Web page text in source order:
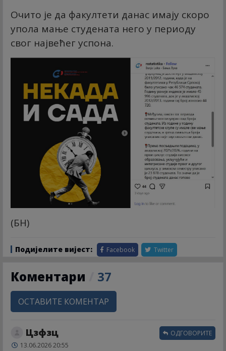
Очито је да факултети данас имају скоро
упола мање студената него у периоду
свог највећег успона.
(БН)
Подијелите вијест: Facebook Twitter
Коментари 37
ОСТАВИТЕ КОМЕНТАР
Цзфзц
13.06.2026 20:55
ОДГОВОРИТЕ